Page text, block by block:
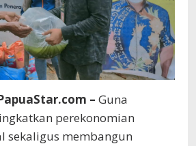
– Guna
perekonomian
sekaligus membangun